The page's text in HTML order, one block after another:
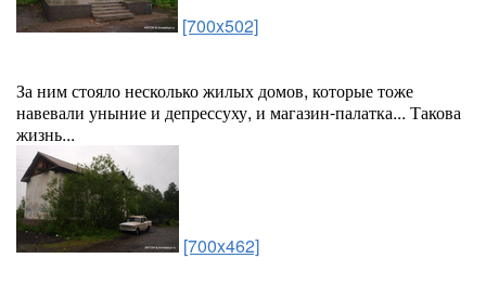
[700x502]
За ним стояло несколько жилых домов, которые тоже
навевали уныние и депрессуху, и магазин-палатка... Такова
жизнь...
[700x462]